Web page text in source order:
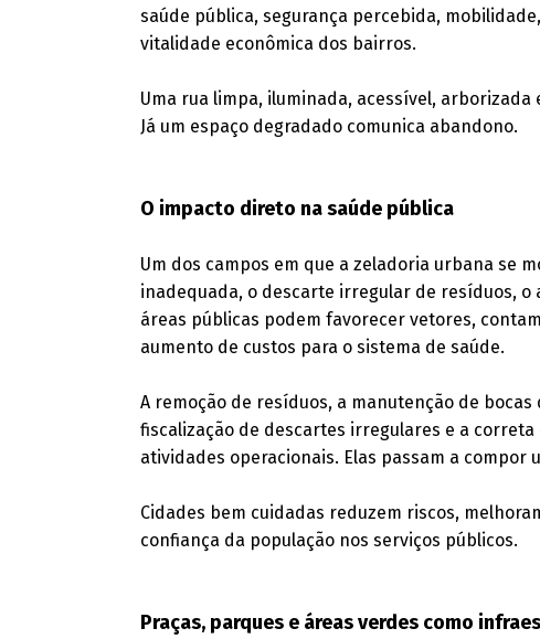
saúde pública, segurança percebida,
vitalidade econômica dos bairros.
Uma rua limpa, iluminada, acessível,
Já um espaço degradado comunica abandono.
O impacto direto na saúde pública
Um dos campos em que a zeladoria urbana se
inadequada, o descarte irregular de resíduos,
áreas públicas podem favorecer vetores,
aumento de custos para o sistema de saúde.
A remoção de resíduos, a manutenção de
fiscalização de descartes irregulares e a
atividades operacionais. Elas passam a
Cidades bem cuidadas reduzem riscos,
confiança da população nos serviços públicos.
Praças, parques e áreas verdes como